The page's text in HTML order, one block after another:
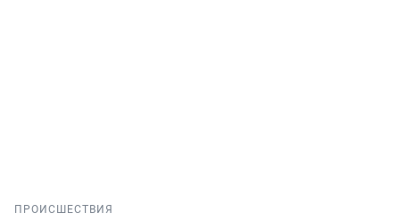
ПРОИСШЕСТВИЯ